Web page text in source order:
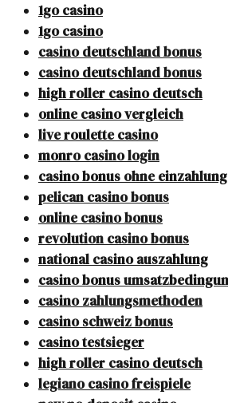
1go casino
1go casino
casino deutschland bonus
casino deutschland bonus
high roller casino deutsch
online casino vergleich
live roulette casino
monro casino login
casino bonus ohne einzahlung
pelican casino bonus
online casino bonus
revolution casino bonus
national casino auszahlung
casino bonus
casino zahlungsmethoden
casino schweiz bonus
casino testsieger
high roller casino deutsch
legiano casino freispiele